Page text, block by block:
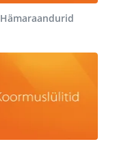
Hämaraandurid